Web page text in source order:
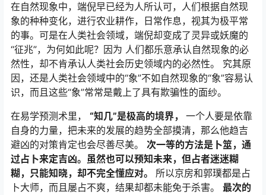
在自然现象中，端倪早已经为人所认可，人们根据自然现
象的种种变化，进行农业耕作，日常作息，视其为极平常
的事。可是在人类社会领域，端倪却变成了灵异或妖魔的
“征兆”，为何如此呢？因为 人们都乐意承认自然现象的必
然性，却不肯承认人类社会历史领域内的必然性。 究其原
因，还是人类社会领域中的“象”不如自然现象的“象”容易认
识，而且这些“象”常常是戴上了具有欺骗性的面纱。
在易学预测术里， “知几”是极高的境界， 一个人要是依靠
自身的力量，把未来的发展的趋势全部摸清，那么他趋吉
避凶的对策肯定也会尽善尽美。 次一等的方法是卜筮，通
过占卜来定吉凶。虽然也可以预知未来，但占者迷迷糊
糊，只能知晓，却不完全懂应对。 所以京房和郭璞都是占
卜大师，而且屡占不爽，结果却都未能免于杀害。 最次的